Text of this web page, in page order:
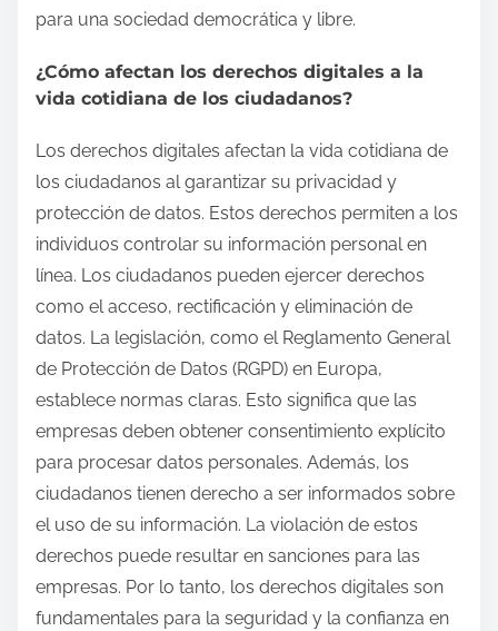
para una sociedad democrática y libre.
¿Cómo afectan los derechos digitales a la
vida cotidiana de los ciudadanos?
Los derechos digitales afectan la vida cotidiana de
los ciudadanos al garantizar su privacidad y
protección de datos. Estos derechos permiten a los
individuos controlar su información personal en
línea. Los ciudadanos pueden ejercer derechos
como el acceso, rectificación y eliminación de
datos. La legislación, como el Reglamento General
de Protección de Datos (RGPD) en Europa,
establece normas claras. Esto significa que las
empresas deben obtener consentimiento explícito
para procesar datos personales. Además, los
ciudadanos tienen derecho a ser informados sobre
el uso de su información. La violación de estos
derechos puede resultar en sanciones para las
empresas. Por lo tanto, los derechos digitales son
fundamentales para la seguridad y la confianza en